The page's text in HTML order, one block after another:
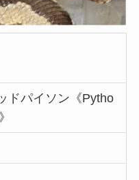
ドパイソン《Pytho